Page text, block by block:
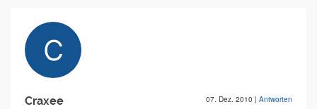
Craxee 07. Dez. 2010 | Antworten